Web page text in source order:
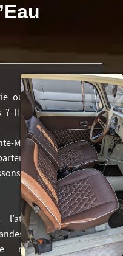
ou un
? Harley
Marie-
une
de
moto